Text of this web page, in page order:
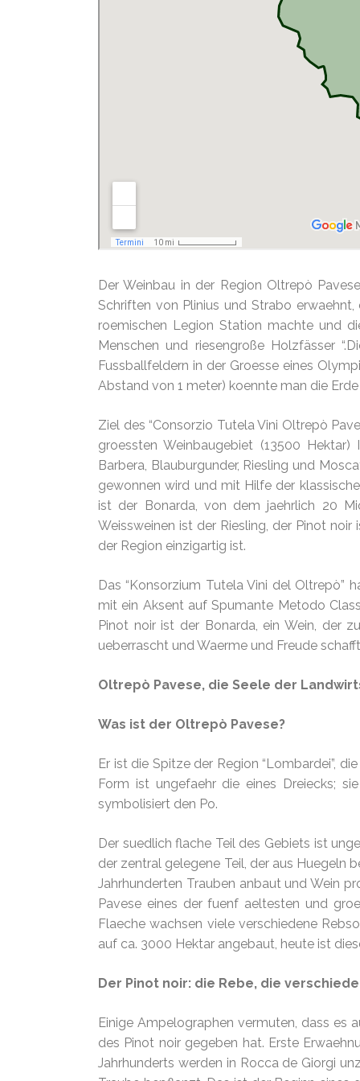
Der Weinbau in der Region Oltrepò
Schriften von Plinius und Strabo
roemischen Legion Station machte und
Menschen und riesengroße Holzfässer
Fussballfeldern in der Groesse eines
Abstand von 1 meter) koennte man die
Ziel des “Consorzio Tutela Vini Oltrepò
groessten Weinbaugebiet (13500
Barbera, Blauburgunder, Riesling und
gewonnen wird und mit Hilfe der
ist der Bonarda, von dem jaehrlich 20
Weissweinen ist der Riesling, der Pinot
der Region einzigartig ist.
Das “Konsorzium Tutela Vini del Oltrepò”
mit ein Aksent auf Spumante Metodo
Pinot noir ist der Bonarda, ein Wein, der
ueberrascht und Waerme und Freude
Oltrepò Pavese, die Seele der
Was ist der Oltrepò Pavese?
Er ist die Spitze der Region “Lombardei”,
Form ist ungefaehr die eines Dreiecks;
symbolisiert den Po.
Der suedlich flache Teil des Gebiets ist
der zentral gelegene Teil, der aus Huegeln
Jahrhunderten Trauben anbaut und Wein
Pavese eines der fuenf aeltesten und
Flaeche wachsen viele verschiedene
auf ca. 3000 Hektar angebaut, heute ist
Der Pinot noir: die Rebe, die
Einige Ampelographen vermuten, dass es
des Pinot noir gegeben hat. Erste
Jahrhunderts werden in Rocca de Giorgi